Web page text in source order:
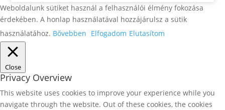
Weboldalunk sütiket használ a felhasználói élmény fokozása
érdekében. A honlap használatával hozzájárulsz a sütik
használatához. Bővebben Elfogadom Elutasítom
Close
Privacy Overview
This website uses cookies to improve your experience while you
navigate through the website. Out of these cookies, the cookies